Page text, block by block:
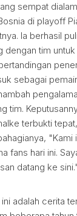
sempat
di playoff
Ia berhasil
dengan tim
sebagai
tim.
terbukti
"Kami
fans hari ini.
datang ke sini."
adalah cerita